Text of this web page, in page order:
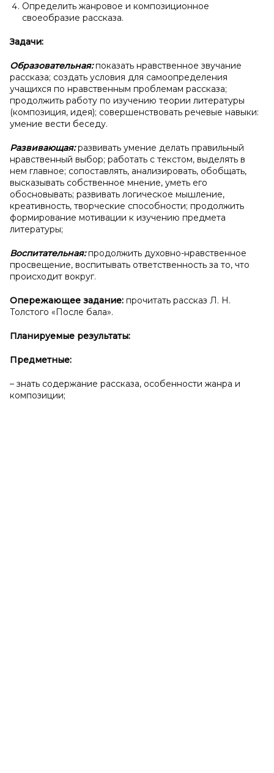
Определить жанровое и композиционное
своеобразие рассказа.
Задачи:
Образовательная:показать нравственное звучание
рассказа; создать условия для самоопределения
учащихся по нравственным проблемам рассказа;
продолжить работу по изучению теории литературы
(композиция, идея); совершенствовать речевые навыки:
умение вести беседу.
Развивающая:развивать умение делать правильный
нравственный выбор; работать с текстом, выделять в
нем главное; сопоставлять, анализировать, обобщать,
высказывать собственное мнение, уметь его
обосновывать; развивать логическое мышление,
креативность, творческие способности; продолжить
формирование мотивации к изучению предмета
литературы;
Воспитательная:продолжить духовно-нравственное
просвещение, воспитывать ответственность за то, что
происходит вокруг.
Опережающее задание: прочитать рассказ Л. Н.
Толстого «После бала».
Планируемые результаты:
Предметные:
– знать содержание рассказа, особенности жанра и
композиции;